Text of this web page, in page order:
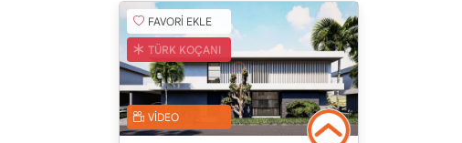
FAVORİ EKLE
TÜRK KOÇANI
VİDEO